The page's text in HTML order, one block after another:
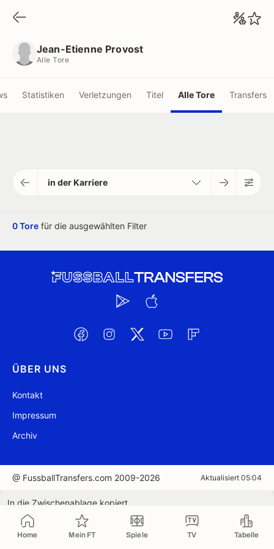
Home Mein FT Spiele TV Tabelle
Jean-Etienne Provost
Alle Tore
Statistiken Verletzungen Titel Alle Tore Transfers
in der Karriere
0 Tore für die ausgewählten Filter
ÜBER UNS
Kontakt
Impressum
Archiv
@ FussballTransfers.com 2009-2026 Aktualisiert 05:04
In die Zwischenablage kopiert